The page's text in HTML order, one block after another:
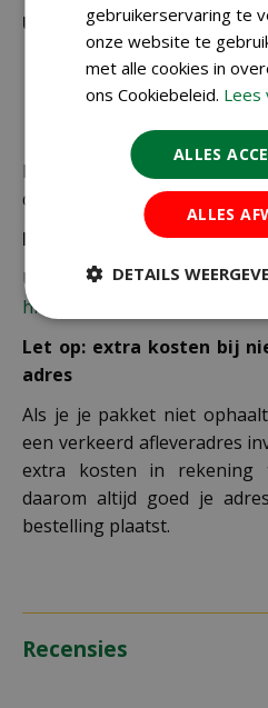
Uitzonderlijke
Er word standaard €
berekend op planten
maximale afmetingen
De juiste verzendkosten
de winkelwagen berekend.
Bezorgkosten overige
Uiteraard verzenden wij ook
hier de verzendkosten.
Let op: extra kosten bij
adres
Als je je pakket niet
een verkeerd afleveradres
extra kosten in rekening
daarom altijd goed je
bestelling plaatst.
Recensies
gebruikerservaring te
onze website te
met alle cookies in
ons Cookiebeleid. Lees
ALLES
ALLES
DETAILS